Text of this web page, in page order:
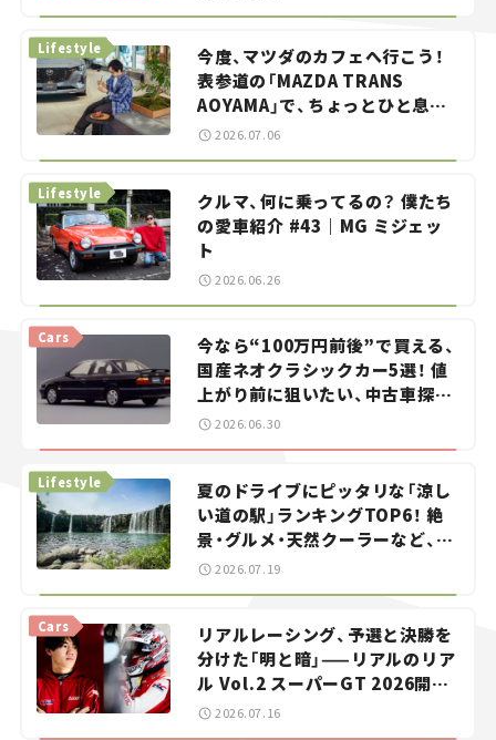
今度、マツダのカフェへ行こう！
表参道の「MAZDA TRANS
AOYAMA」で、ちょっとひと息。
——連載｜CCGとクルマでどうす
る？＜第13回＞
Lifestyle
2026.07.06
クルマ、何に乗ってるの？ 僕たち
の愛車紹介 #43｜MG ミジェッ
ト
Lifestyle
2026.06.26
今なら“100万円前後”で買える、
国産ネオクラシックカー5選！ 値
上がり前に狙いたい、中古車探し
をお手伝い――ちょっとイケてるマ
イカー選び #02
Cars
2026.06.30
夏のドライブにピッタリな「涼し
い道の駅」ランキングTOP6！ 絶
景・グルメ・天然クーラーなど、避
暑におすすめのスポットを紹介
Lifestyle
2026.07.19
リアルレーシング、予選と決勝を
分けた「明と暗」——リアルのリア
ル Vol.2 スーパーGT 2026開幕
戦 岡山国際サーキット
Cars
2026.07.16